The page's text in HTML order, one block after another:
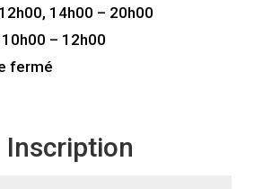
14h00 – 20h00
– 12h00
fermé
Inscription